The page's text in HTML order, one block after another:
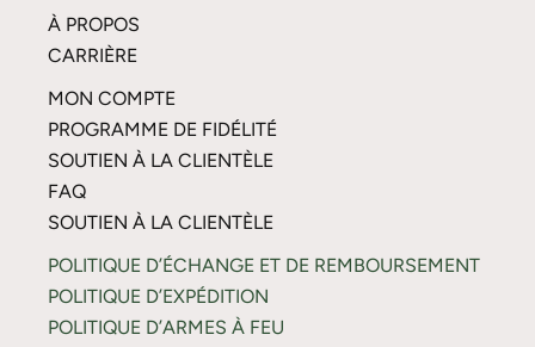
À PROPOS
CARRIÈRE
MON COMPTE
PROGRAMME DE FIDÉLITÉ
SOUTIEN À LA CLIENTÈLE
FAQ
SOUTIEN À LA CLIENTÈLE
POLITIQUE D’ÉCHANGE ET DE REMBOURSEMENT
POLITIQUE D’EXPÉDITION
POLITIQUE D’ARMES À FEU